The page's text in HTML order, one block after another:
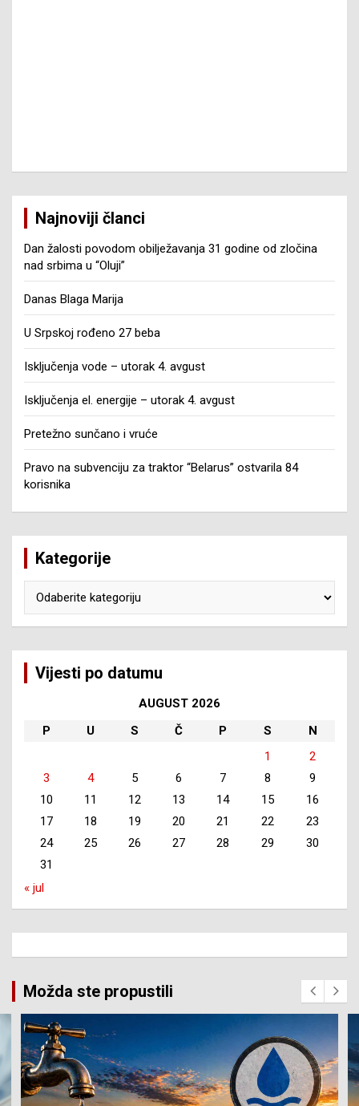
Najnoviji članci
Dan žalosti povodom obilježavanja 31 godine od zločina
nad srbima u “Oluji”
Danas Blaga Marija
U Srpskoj rođeno 27 beba
Isključenja vode – utorak 4. avgust
Isključenja el. energije – utorak 4. avgust
Pretežno sunčano i vruće
Pravo na subvenciju za traktor “Belarus” ostvarila 84
korisnika
Kategorije
Vijesti po datumu
AUGUST 2026
P
U S Č P S
N
1
2
3
4 5 6 7 8
9
10
11 12 13 14 15
16
17
18 19 20 21 22
23
24
25 26 27 28 29
30
31
« jul
Možda ste propustili